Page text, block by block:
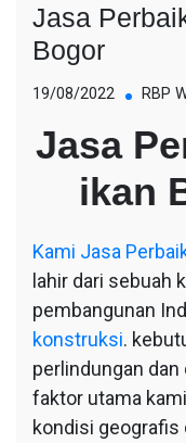
Jasa
Bogor
19/08/2022 RBP
Jasa
ikan
Kami Jasa
lahir dari sebuah
pembangunan
konstruksi.
perlindungan dan
faktor utama
kondisi geografis